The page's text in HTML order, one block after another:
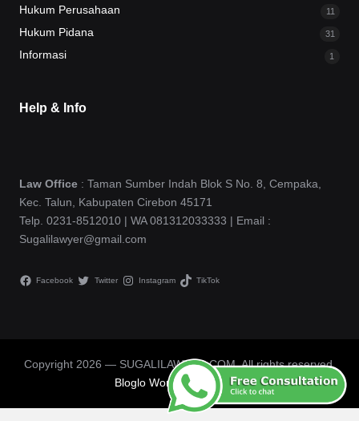
Hukum Perusahaan 11
Hukum Pidana 31
Informasi 1
Help & Info
Law Office : Taman Sumber Indah Blok S No. 8, Cempaka,
Kec. Talun, Kabupaten Cirebon 45171
Telp. 0231-8512010 | WA 081312033333 | Email :
Sugalilawyer@gmail.com
Facebook Twitter Instagram TikTok
Copyright 2026 — SUGALILAWYER.COM. All rights reserved.
Bloglo WordPress Theme